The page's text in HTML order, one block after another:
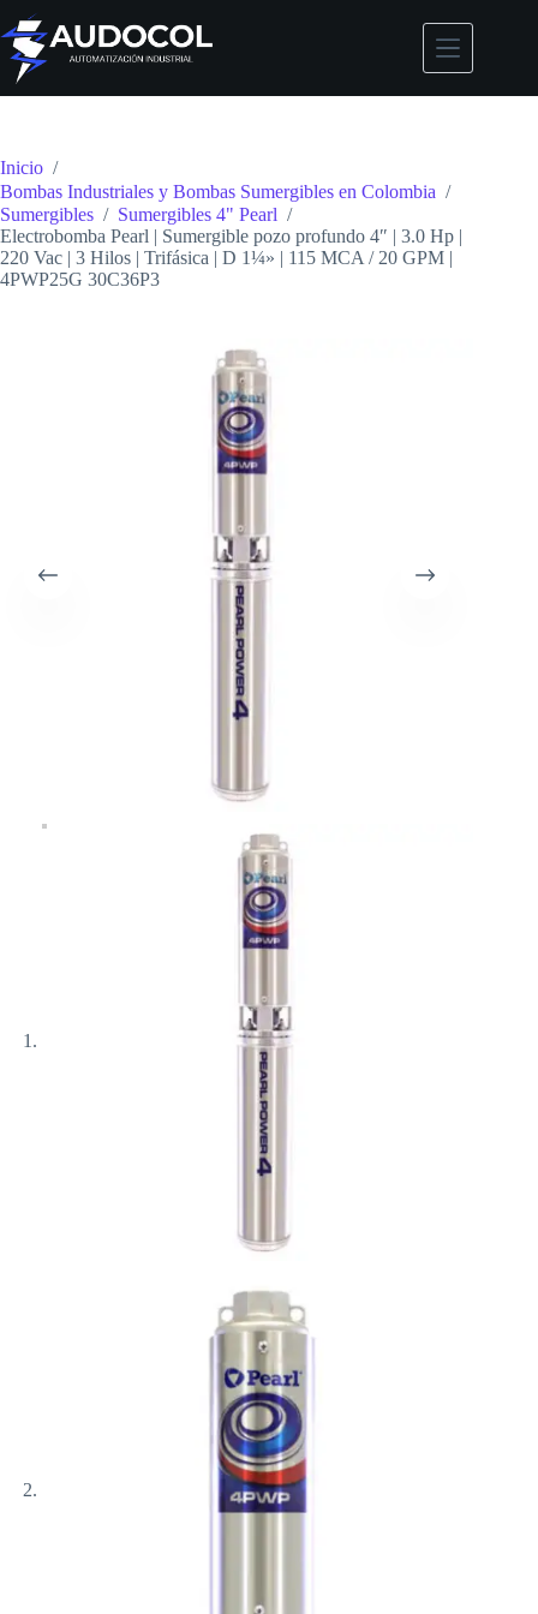
Saltar
al
contenido
Inicio /
Bombas Industriales y Bombas Sumergibles en Colombia /
Sumergibles / Sumergibles 4" Pearl /
Electrobomba Pearl | Sumergible pozo profundo 4″ | 3.0 Hp |
220 Vac | 3 Hilos | Trifásica | D 1¼» | 115 MCA / 20 GPM |
4PWP25G 30C36P3